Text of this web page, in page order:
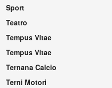
Sport
Teatro
Tempus Vitae
Tempus Vitae
Ternana Calcio
Terni Motori